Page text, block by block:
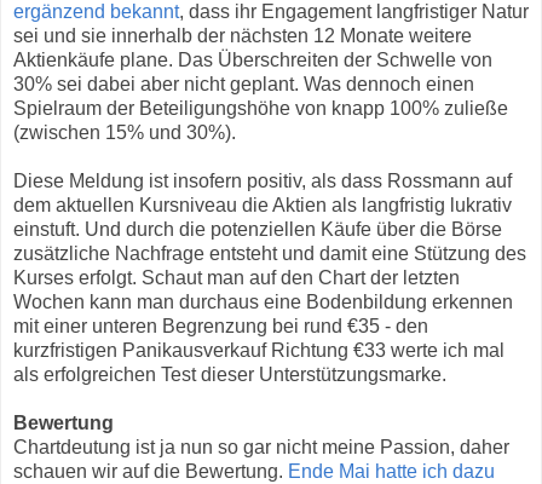
ergänzend bekannt, dass ihr Engagement langfristiger Natur
sei und sie innerhalb der nächsten 12 Monate weitere
Aktienkäufe plane. Das Überschreiten der Schwelle von
30% sei dabei aber nicht geplant. Was dennoch einen
Spielraum der Beteiligungshöhe von knapp 100% zuließe
(zwischen 15% und 30%).
Diese Meldung ist insofern positiv, als dass Rossmann auf
dem aktuellen Kursniveau die Aktien als langfristig lukrativ
einstuft. Und durch die potenziellen Käufe über die Börse
zusätzliche Nachfrage entsteht und damit eine Stützung des
Kurses erfolgt. Schaut man auf den Chart der letzten
Wochen kann man durchaus eine Bodenbildung erkennen
mit einer unteren Begrenzung bei rund €35 - den
kurzfristigen Panikausverkauf Richtung €33 werte ich mal
als erfolgreichen Test dieser Unterstützungsmarke.
Bewertung
Chartdeutung ist ja nun so gar nicht meine Passion, daher
schauen wir auf die Bewertung. Ende Mai hatte ich dazu